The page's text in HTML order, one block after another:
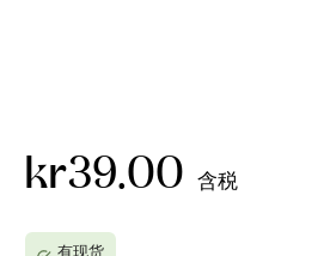
kr39.00 含税